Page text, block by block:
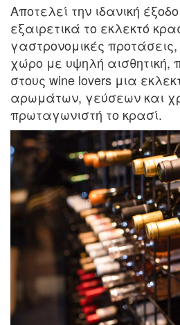
Αποτελεί την ιδανική
εξαιρετικά το εκλεκτό
γαστρονομικές
χώρο με υψηλή αισθητική,
στους wine lovers μια
αρωμάτων, γεύσεων και
πρωταγωνιστή το κρασί.